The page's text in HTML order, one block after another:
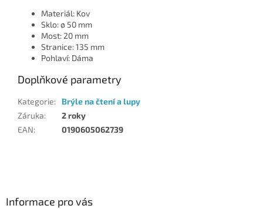
Materiál: Kov
Sklo: ø 50 mm
Most: 20 mm
Stranice: 135 mm
Pohlaví: Dáma
Doplňkové parametry
Kategorie:
Brýle na čtení a lupy
Záruka:
2 roky
EAN: 0190605062739
Informace pro vás